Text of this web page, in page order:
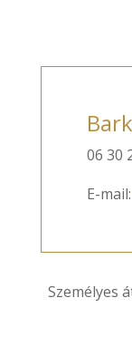
06 30
E-mail:
Személyes